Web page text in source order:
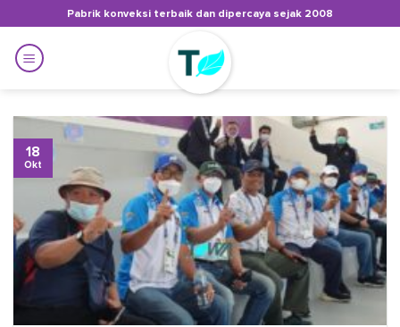
to
content
Pabrik konveksi terbaik dan dipercaya sejak 2008
18
Okt